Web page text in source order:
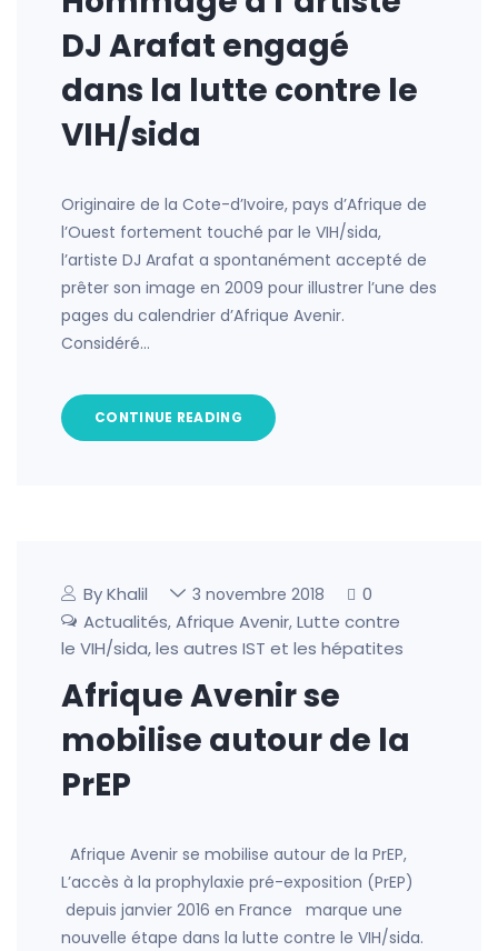
DJ Arafat engagé
dans la lutte contre le
VIH/sida
Originaire de la Cote-d’Ivoire, pays d’Afrique de
l’Ouest fortement touché par le VIH/sida,
l’artiste DJ Arafat a spontanément accepté de
prêter son image en 2009 pour illustrer l’une des
pages du calendrier d’Afrique Avenir.
Considéré…
CONTINUE READING
By Khalil 3 novembre 2018
0
Actualités, Afrique Avenir, Lutte contre
le VIH/sida, les autres IST et les hépatites
Afrique Avenir se
mobilise autour de la
PrEP
Afrique Avenir se mobilise autour de la PrEP,
L’accès à la prophylaxie pré-exposition (PrEP)
depuis janvier 2016 en France marque une
nouvelle étape dans la lutte contre le VIH/sida.